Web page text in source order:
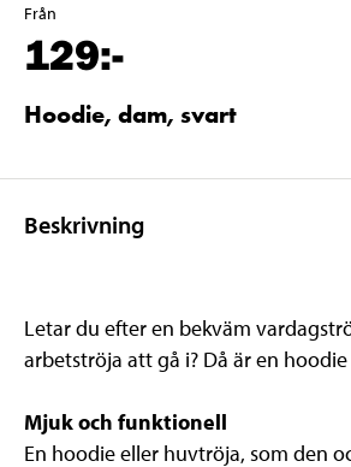
Från
129:-
Hoodie, dam, svart
Beskrivning
Letar du efter en bekväm
arbetströja att gå i? Då är en
Mjuk och funktionell
En hoodie eller huvtröja, som den